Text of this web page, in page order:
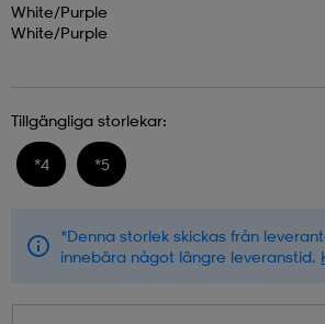
White/purple
White/purple
Tillgängliga storlekar:
*4 *5
*Denna storlek skickas från
innebära något längre leveranstid.